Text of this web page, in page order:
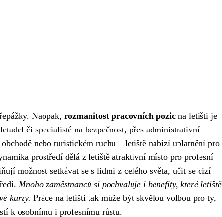
Naopak, rozmanitost pracovních pozic na letišti je
či specialisté na bezpečnost, přes administrativní
nebo turistickém ruchu – letiště nabízí uplatnění pro
prostředí dělá z letiště atraktivní místo pro profesní
možnost setkávat se s lidmi z celého světa, učit se cizí
Mnoho zaměstnanců si pochvaluje i benefity, které letiště
kurzy. Práce na letišti tak může být skvělou volbou pro ty,
k osobnímu i profesnímu růstu.